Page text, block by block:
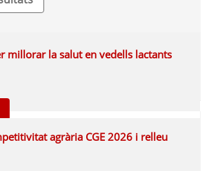
millorar la salut en vedells lactants
agrària CGE 2026 i relleu